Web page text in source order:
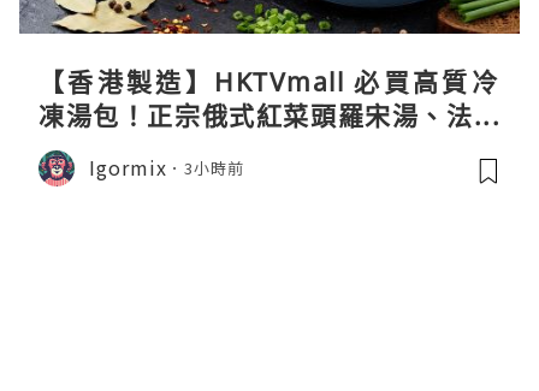
【香港製造】HKTVmall 必買高質冷
凍湯包！正宗俄式紅菜頭羅宋湯、法式
龍蝦濃湯與生酮膠原蛋白骨頭湯全攻略
Igormix 3小時前